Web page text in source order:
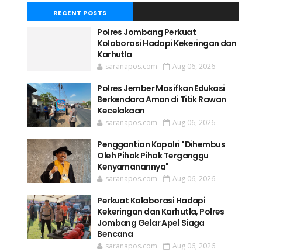
RECENT POSTS
Polres Jombang Perkuat
Kolaborasi Hadapi Kekeringan dan
Karhutla
saranapos.com Aug 06, 2026
Polres Jember Masifkan Edukasi
Berkendara Aman di Titik Rawan
Kecelakaan
saranapos.com Aug 06, 2026
Penggantian Kapolri "Dihembus
Oleh Pihak Pihak Terganggu
Kenyamanannya"
saranapos.com Aug 06, 2026
Perkuat Kolaborasi Hadapi
Kekeringan dan Karhutla, Polres
Jombang Gelar Apel Siaga
Bencana
saranapos.com Aug 06, 2026